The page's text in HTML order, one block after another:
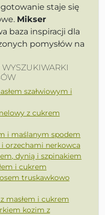
staje się
Mikser
baza inspiracji dla
pomysłów na
szałwiowym i
z cukrem
i maślanym spodem
orzechami nerkowca
dynią i szpinakiem
i cukrem
truskawkowo
masłem i cukrem
kozim z